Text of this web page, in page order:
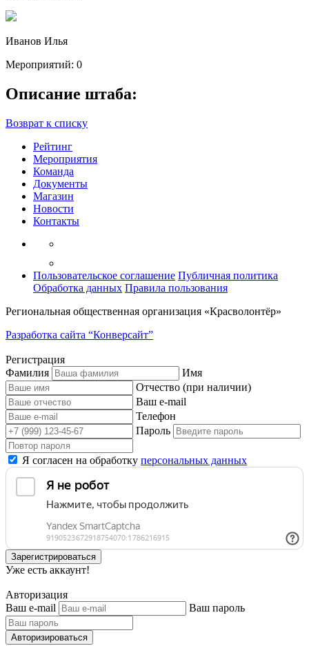
Иванов Илья
Мероприятий: 0
Описание штаба:
Возврат к списку
Рейтинг
Мероприятия
Команда
Документы
Магазин
Новости
Контакты
Пользовательское соглашение Публичная политика
Обработка данных Правила пользования
Региональная общественная организация «Красволонтёр»
Разработка сайта “Конверсайт”
Регистрация
Фамилия
Имя
Отчество (при наличии)
Ваш e-mail
Телефон
Пароль
Я согласен на обработку персональных данных
Зарегистрироваться
Уже есть аккаунт!
Авторизация
Ваш e-mail
Ваш пароль
Авторизироваться